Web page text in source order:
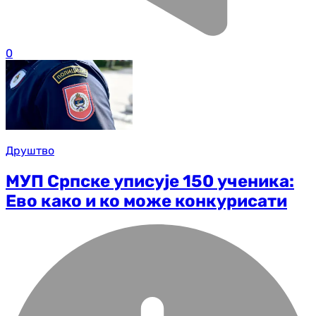
0
Друштво
МУП Српске уписује 150 ученика:
Ево како и ко може конкурисати